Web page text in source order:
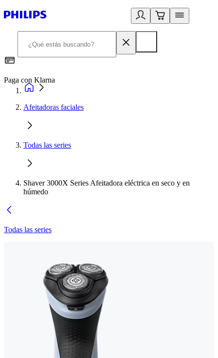
Paga con Klarna
Afeitadoras faciales
Todas las series
Shaver 3000X Series Afeitadora eléctrica en seco y en
húmedo
Todas las series